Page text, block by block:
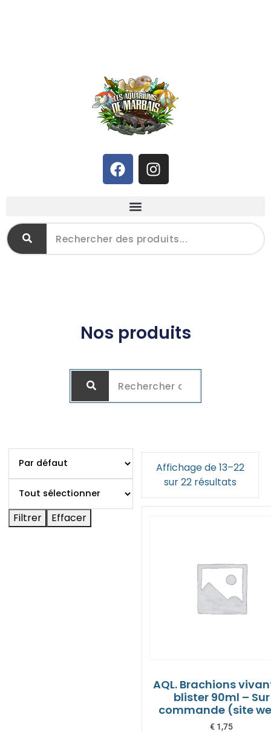
Nos produits
Filtrer Effacer
Affichage de 13–22
sur 22 résultats
AQL. Brachions
blister 90ml – Sur
commande (site
€ 1,75